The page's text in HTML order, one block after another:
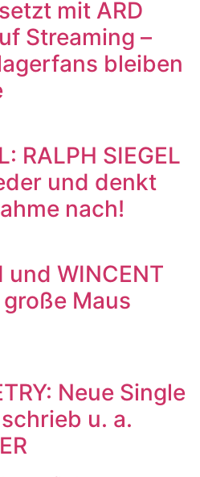
mit ARD
Streaming –
bleiben
RALPH SIEGEL
und denkt
nach!
und WINCENT
große Maus
Neue Single
u. a.